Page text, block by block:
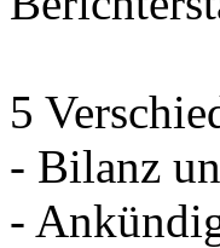
5
- Bilanz
-